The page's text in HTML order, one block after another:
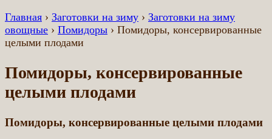
Главная › Заготовки на зиму › Заготовки на зиму
овощные › Помидоры › Помидоры, консервированные
целыми плодами
Помидоры, консервированные
целыми плодами
Помидоры, консервированные целыми плодами